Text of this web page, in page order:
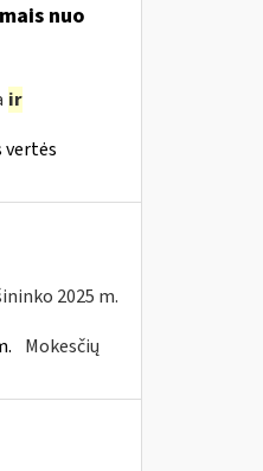
nuo
ir
vertės
2025 m.
Mokesčių